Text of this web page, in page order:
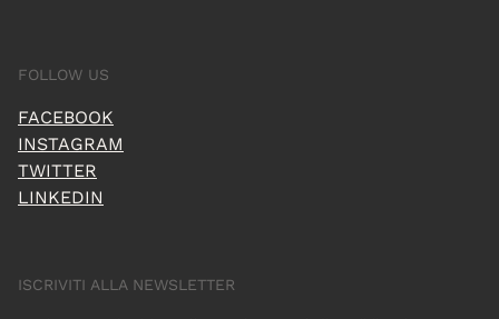
FOLLOW US
FACEBOOK
INSTAGRAM
TWITTER
LINKEDIN
ISCRIVITI ALLA NEWSLETTER